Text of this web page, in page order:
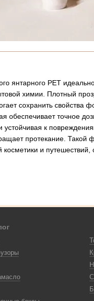
янтарного PET
химии. Плотный
сохранить свойства
обеспечивает точное
устойчивая к
протекание. Такой
и путешествий,